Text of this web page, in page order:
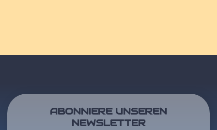
ABONNIERE UNSEREN
NEWSLETTER